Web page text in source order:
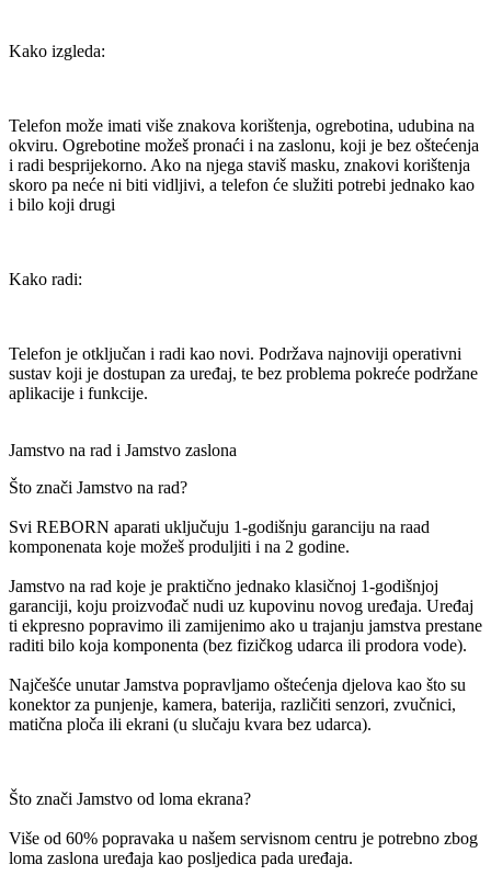
Kako izgleda:
Telefon može imati više znakova korištenja, ogrebotina, udubina na
okviru. Ogrebotine možeš pronaći i na zaslonu, koji je bez oštećenja
i radi besprijekorno. Ako na njega staviš masku, znakovi korištenja
skoro pa neće ni biti vidljivi, a telefon će služiti potrebi jednako kao
i bilo koji drugi
Kako radi:
Telefon je otključan i radi kao novi. Podržava najnoviji operativni
sustav koji je dostupan za uređaj, te bez problema pokreće podržane
aplikacije i funkcije.
Jamstvo na rad i Jamstvo zaslona
Što znači Jamstvo na rad?
Svi REBORN aparati uključuju 1-godišnju garanciju na raad
komponenata koje možeš produljiti i na 2 godine.
Jamstvo na rad koje je praktično jednako klasičnoj 1-godišnjoj
garanciji, koju proizvođač nudi uz kupovinu novog uređaja. Uređaj
ti ekpresno popravimo ili zamijenimo ako u trajanju jamstva prestane
raditi bilo koja komponenta (bez fizičkog udarca ili prodora vode).
Najčešće unutar Jamstva popravljamo oštećenja djelova kao što su
konektor za punjenje, kamera, baterija, različiti senzori, zvučnici,
matična ploča ili ekrani (u slučaju kvara bez udarca).
Što znači Jamstvo od loma ekrana?
Više od 60% popravaka u našem servisnom centru je potrebno zbog
loma zaslona uređaja kao posljedica pada uređaja.